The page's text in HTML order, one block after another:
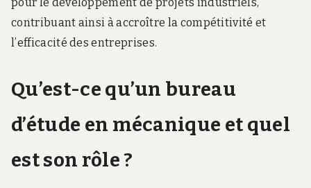
pour le développement de projets industriels,
contribuant ainsi à accroître la compétitivité et
l’efficacité des entreprises.
Qu’est-ce qu’un bureau
d’étude en mécanique et quel
est son rôle ?